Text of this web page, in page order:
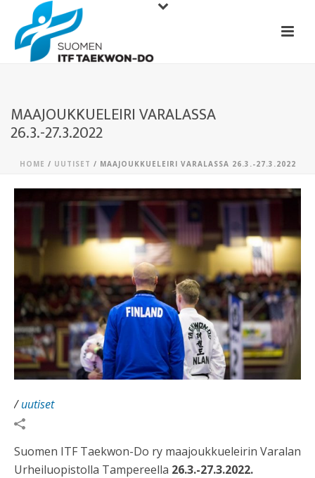
MAAJOUKKUELEIRI VARALASSA
26.3.-27.3.2022
HOME / UUTISET / MAAJOUKKUELEIRI VARALASSA 26.3.-27.3.2022
/uutiset
Suomen ITF Taekwon-Do ry maajoukkueleirin Varalan
Urheiluopistolla Tampereella 26.3.-27.3.2022.